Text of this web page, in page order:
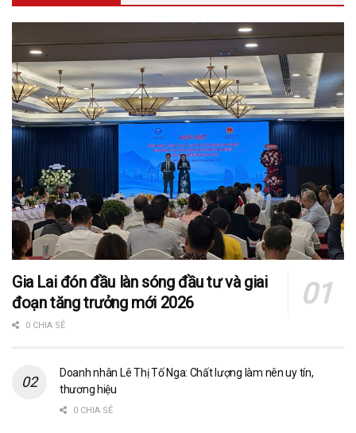
Gia Lai đón đầu làn sóng đầu tư và giai
đoạn tăng trưởng mới 2026
0 CHIA SẺ
Doanh nhân Lê Thị Tố Nga: Chất lượng làm nên uy tín,
thương hiệu
0 CHIA SẺ